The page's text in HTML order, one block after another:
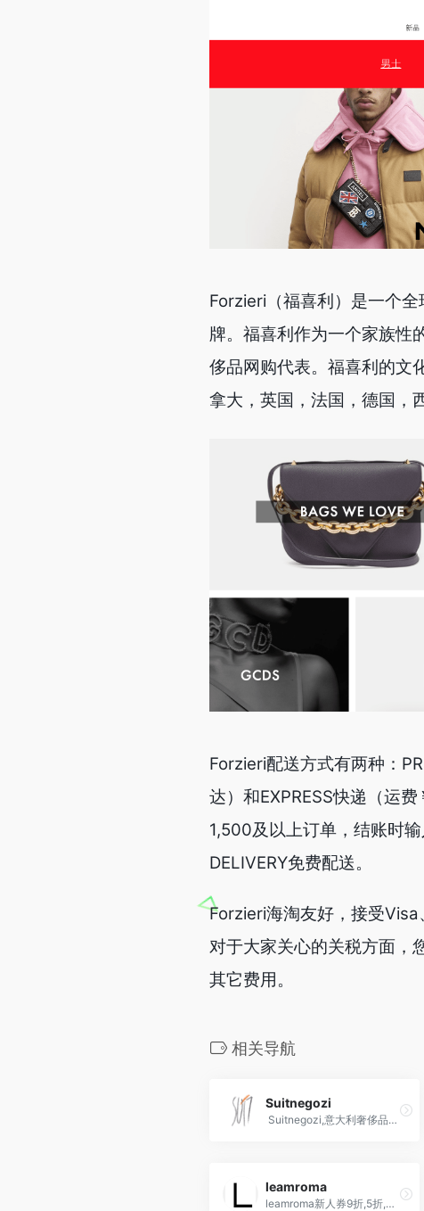
Forzieri（福喜利）是一个
牌。福喜利作为一个家族性
侈品网购代表。福喜利的文
拿大，英国，法国，德国，
Forzieri配送方式有两种：
达）和EXPRESS快递（运
1,500及以上订单，结账时
DELIVERY免费配送。
Forzieri海淘友好，接受Visa
对于大家关心的关税方面，
其它费用。
相关导航
Suitnegozi
Suitnegozi,意大利奢侈品电商海淘攻略购物
leamroma
leamroma新人券9折,5折,意大利罗马的奢侈品买手店